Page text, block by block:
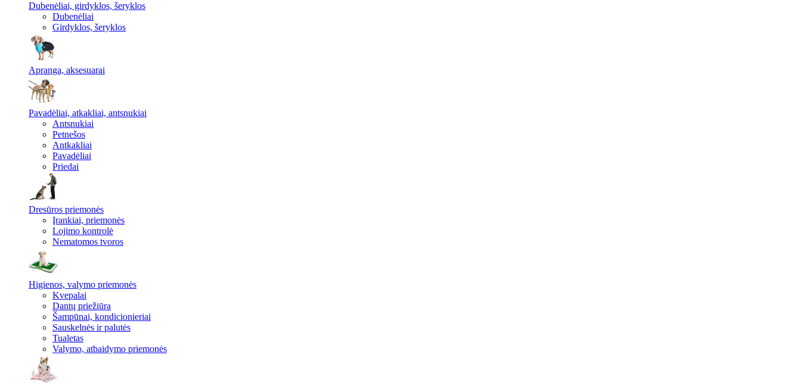
Dubenėliai, girdyklos, šeryklos
Dubenėliai
Girdyklos, šeryklos
Apranga, aksesuarai
Pavadėliai, atkakliai, antsnukiai
Antsnukiai
Petnešos
Antkakliai
Pavadėliai
Priedai
Dresūros priemonės
Įrankiai, priemonės
Lojimo kontrolė
Nematomos tvoros
Higienos, valymo priemonės
Kvepalai
Dantų priežiūra
Šampūnai, kondicionieriai
Sauskelnės ir palutės
Tualetas
Valymo, atbaidymo priemonės